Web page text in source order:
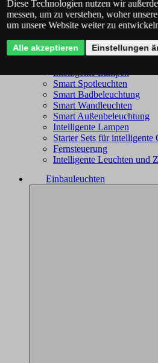
Philips Hue - das
Immax NEO - komplettes
Trio Wiz - das komplette
Smart Kronleuchter
Smart Deckenleuchten
Intelligente Lampen
Smart Spotleuchten
Smart Badbeleuchtung
Smart Wandleuchten
Smart Außenbeleuchtung
Intelligente Lampen
Starter Sets für
Fernsteuerung
Intelligente Leuchten und
Einbauleuchten
Diese Technologien nutzen wir
messen, um zu verstehen, woher
um unsere Website weiter zu
Alle akzeptieren Einstellungen